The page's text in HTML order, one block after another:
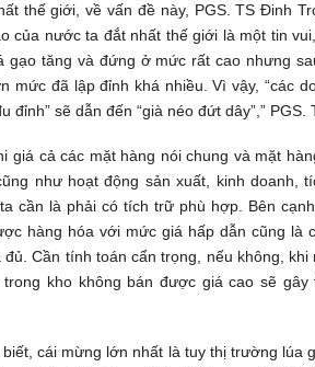
thế giới, về vấn đề này, PGS. TS Đinh
của nước ta đắt nhất thế giới là một tin
gạo tăng và đứng ở mức rất cao nhưng
mức đã lập đỉnh khá nhiều. Vì vậy, “các
đỉnh” sẽ dẫn đến “già néo đứt dây”,”
giá cả các mặt hàng nói chung và mặt
như hoạt động sản xuất, kinh doanh,
cần là phải có tích trữ phù hợp. Bên
hàng hóa với mức giá hấp dẫn cũng là
Cần tính toán cẩn trọng, nếu không,
kho không bán được giá cao sẽ gây
cái mừng lớn nhất là tuy thị trường lúa